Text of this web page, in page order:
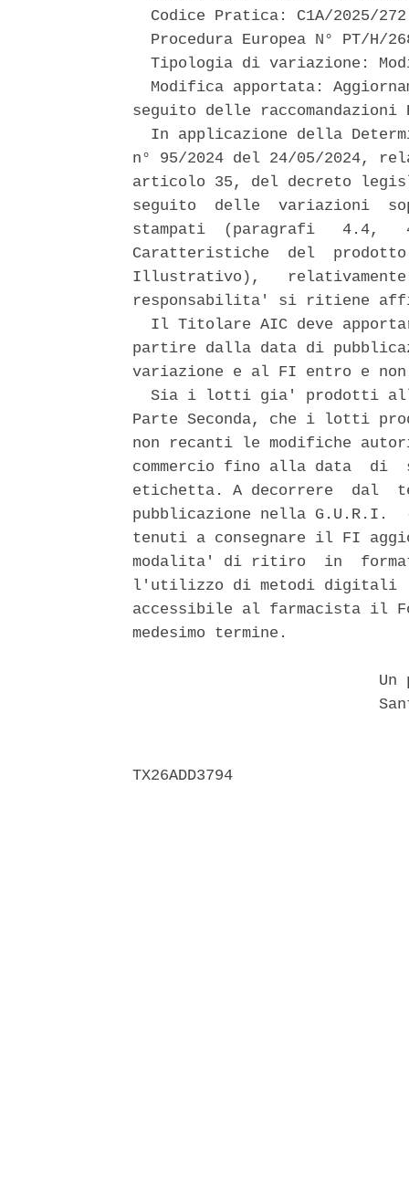
Codice Pratica: C1A/2025/
Procedura Europea N° PT/H/
Tipologia di variazione:
Modifica apportata:
seguito delle raccomandazioni
In applicazione della
n° 95/2024 del 24/05/2024,
articolo 35, del decreto
seguito  delle  variazioni
stampati  (paragrafi   4.4,
Caratteristiche  del
Illustrativo),
responsabilita' si ritiene
Il Titolare AIC deve
partire dalla data di
variazione e al FI entro e
Sia i lotti gia' prodotti
Parte Seconda, che i lotti
non recanti le modifiche
commercio fino alla data  di
etichetta. A decorrere  dal
pubblicazione nella
tenuti a consegnare il FI
modalita' di ritiro  in
l'utilizzo di metodi digitali
accessibile al farmacista il
medesimo termine.
Un